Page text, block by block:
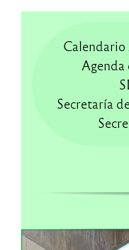
Calendario
Agenda
Secretaría